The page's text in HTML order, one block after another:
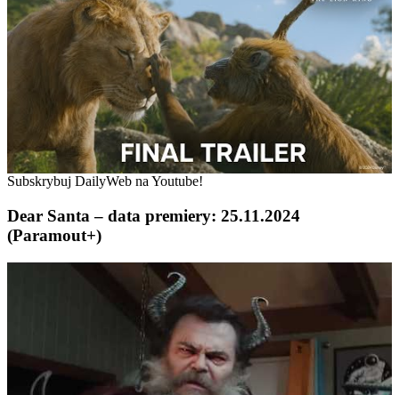
Subskrybuj DailyWeb na Youtube!
Dear Santa – data premiery: 25.11.2024
(Paramout+)